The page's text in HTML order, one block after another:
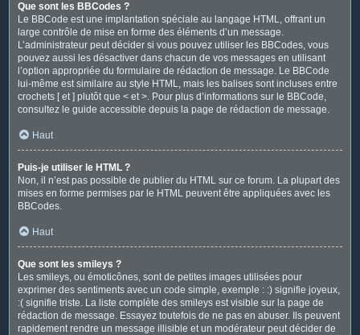
Que sont les BBCodes ?
Le BBCode est une implantation spéciale au langage HTML, offrant un
large contrôle de mise en forme des éléments d’un message.
L’administrateur peut décider si vous pouvez utiliser les BBCodes, vous
pouvez aussi les désactiver dans chacun de vos messages en utilisant
l’option appropriée du formulaire de rédaction de message. Le BBCode
lui-même est similaire au style HTML, mais les balises sont incluses entre
crochets [ et ] plutôt que < et >. Pour plus d’informations sur le BBCode,
consultez le guide accessible depuis la page de rédaction de message.
Haut
Puis-je utiliser le HTML ?
Non, il n’est pas possible de publier du HTML sur ce forum. La plupart des
mises en forme permises par le HTML peuvent être appliquées avec les
BBCodes.
Haut
Que sont les smileys ?
Les smileys, ou émoticônes, sont de petites images utilisées pour
exprimer des sentiments avec un code simple, exemple : :) signifie joyeux,
:( signifie triste. La liste complète des smileys est visible sur la page de
rédaction de message. Essayez toutefois de ne pas en abuser. Ils peuvent
rapidement rendre un message illisible et un modérateur peut décider de